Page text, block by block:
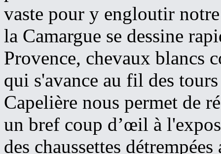
vaste pour y engloutir
la Camargue se dessine
Provence, chevaux blancs
qui s'avance au fil des
Capelière nous permet de
un bref coup d’œil à
des chaussettes